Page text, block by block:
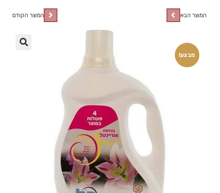
מבצע!
המוצר הקודם המוצר הבא